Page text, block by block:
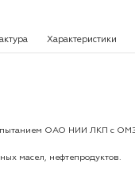
Характеристики
ОАО НИИ ЛКП с
масел, нефтепродуктов.